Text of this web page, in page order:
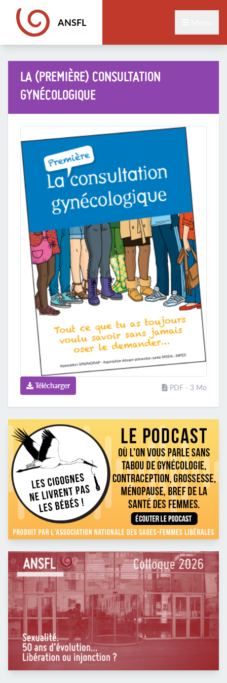
ANSFL
LA (PREMIÈRE) CONSULTATION
GYNÉCOLOGIQUE
Télécharger PDF - 3 Mo